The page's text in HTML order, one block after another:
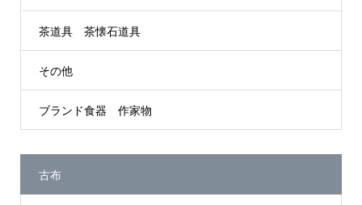
茶道具 茶懐石道具
その他
ブランド食器 作家物
古布